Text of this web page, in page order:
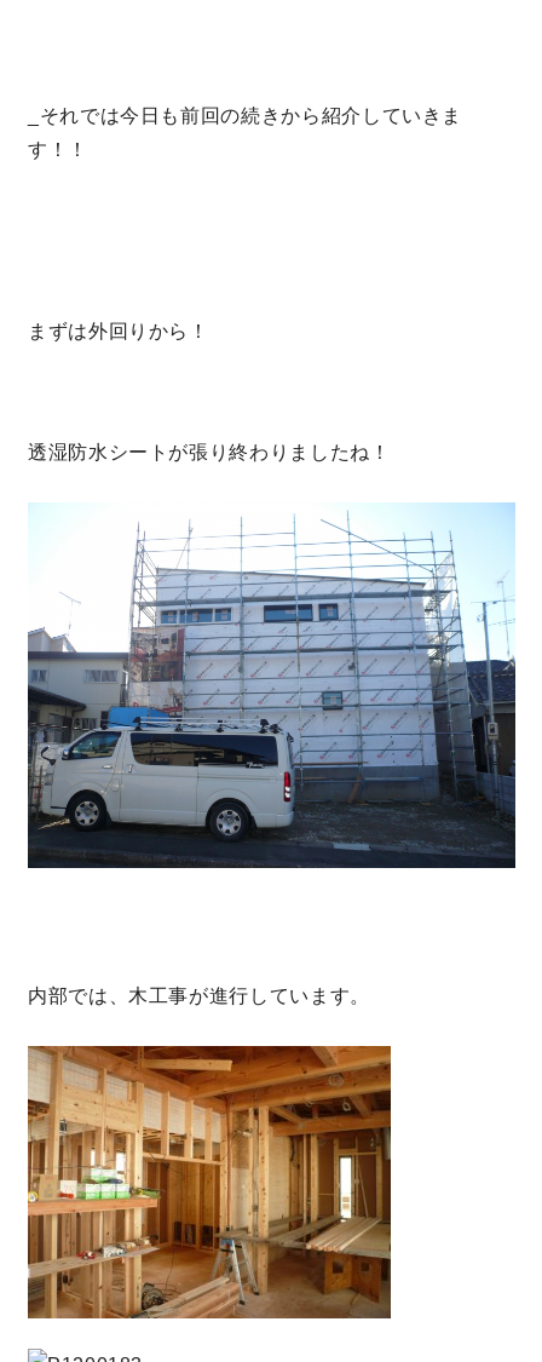
徹底したコストダウンの追求
生涯続く安心のアフターフォロー
ラインナップ
最響の家
Groovin’
nattoku住宅25周年記念モデル
Glass Arts
Blue Style
分譲住宅･不動産 スタッフブログ
施工事例 お客さまの声
お知らせ 土地情報
近日分譲予定情報 会社情報
_それでは今日も前回の続きから紹介していきま
す！！
まずは外回りから！
透湿防水シートが張り終わりましたね！
内部では、木工事が進行しています。